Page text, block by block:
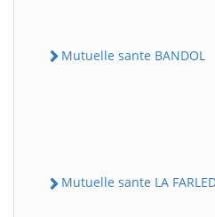
Mutuelle sante BANDOL
Mutuelle sante LA